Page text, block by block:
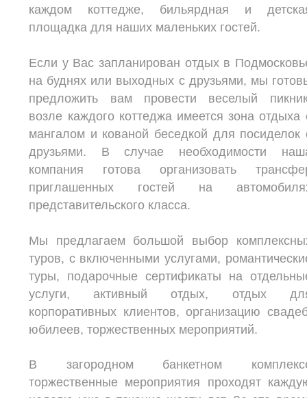
каждом коттедже, бильярдная и
площадка для наших маленьких гостей.
Если у Вас запланирован отдых в
на буднях или выходных с друзьями, мы
предложить вам провести веселый
возле каждого коттеджа имеется зона отдыха
мангалом и кованой беседкой для посиделок
друзьями. В случае необходимости
компания готова организовать
приглашенных гостей на
представительского класса.
Мы предлагаем большой выбор
туров, с включенными услугами,
туры, подарочные сертификаты на
услуги, активный отдых, отдых
корпоративных клиентов, организацию
юбилеев, торжественных мероприятий.
В загородном банкетном
торжественные мероприятия проходят